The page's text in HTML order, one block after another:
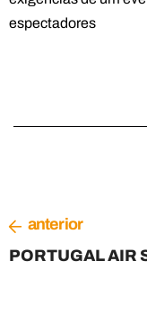
espectadores
anterior
PORTUGAL AIR